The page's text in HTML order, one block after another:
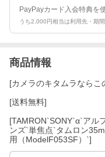
PayPayカード入会特典を
うち2,000円相当は利用先・期
商品情報
[カメラのキタムラなら
[送料無料]
[TAMRON`SONY`α`アル
ンズ`単焦点`タムロン
用（ModelF053SF）`]